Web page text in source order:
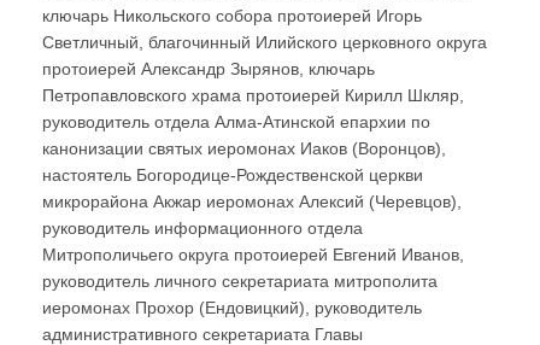
ключарь Никольского собора протоиерей Игорь
Светличный, благочинный Илийского церковного округа
протоиерей Александр Зырянов, ключарь
Петропавловского храма протоиерей Кирилл Шкляр,
руководитель отдела Алма-Атинской епархии по
канонизации святых иеромонах Иаков (Воронцов),
настоятель Богородице-Рождественской церкви
микрорайона Акжар иеромонах Алексий (Черевцов),
руководитель информационного отдела
Митрополичьего округа протоиерей Евгений Иванов,
руководитель личного секретариата митрополита
иеромонах Прохор (Ендовицкий), руководитель
административного секретариата Главы